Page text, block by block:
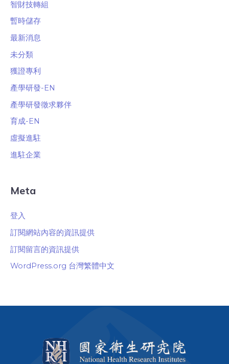
智財技轉組
暫時儲存
最新消息
未分類
獲證專利
產學研發-EN
產學研發徵求夥伴
育成-EN
虛擬進駐
進駐企業
Meta
登入
訂閱網站內容的資訊提供
訂閱留言的資訊提供
WordPress.org 台灣繁體中文